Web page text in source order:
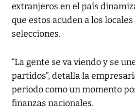
extranjeros en el país
que estos acuden a los
selecciones.
“La gente se va viendo y se
partidos”, detalla la
periodo como un momento
finanzas nacionales.